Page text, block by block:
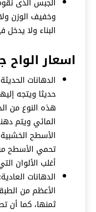
وخفيف الوزن
البناء ولا
اسعار
الدهانات
حديثا ويتجه
هذه النوع من
المائي ويتم
الأسطح
تحمي الأسطح من
أغلب الألوان
الدهانات
الأعظم من
ثمنها، كما أن